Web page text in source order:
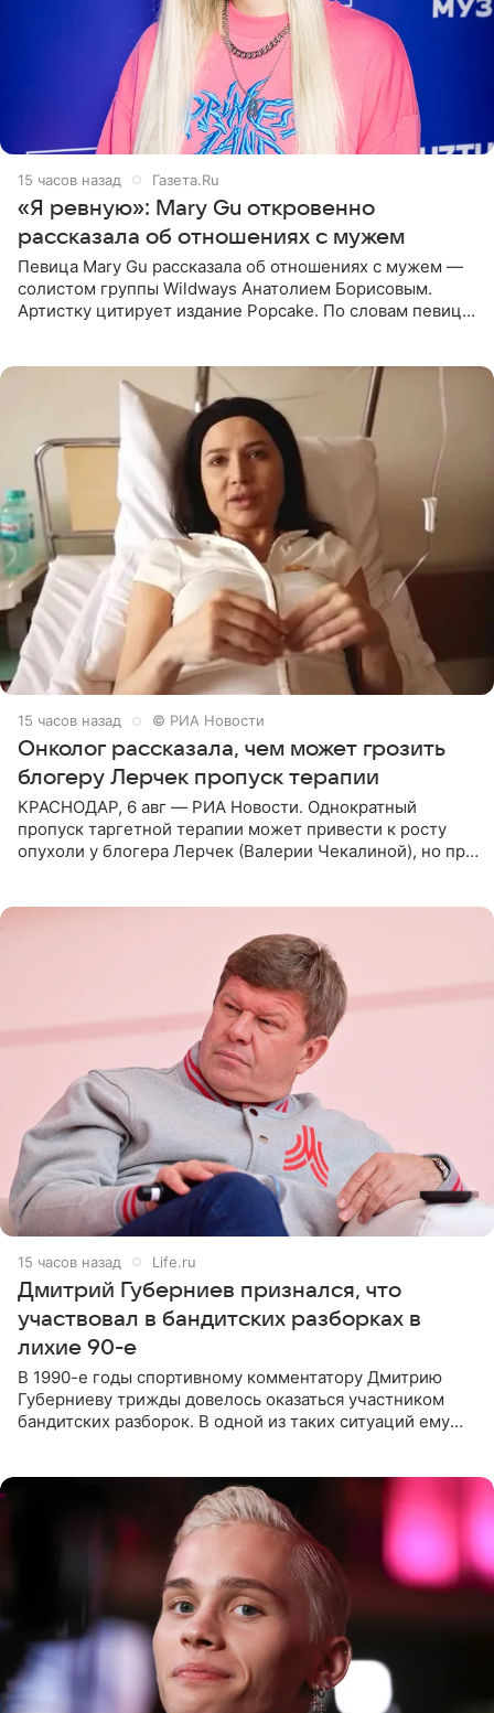
15 часов назад Газета.Ru
«Я ревную»: Mary Gu откровенно
рассказала об отношениях с мужем
Певица Mary Gu рассказала об отношениях с мужем —
солистом группы Wildways Анатолием Борисовым.
Артистку цитирует издание Popcake. По словам певицы,
15 часов назад © РИА Новости
Онколог рассказала, чем может грозить
блогеру Лерчек пропуск терапии
КРАСНОДАР, 6 авг — РИА Новости. Однократный
пропуск таргетной терапии может привести к росту
опухоли у блогера Лерчек (Валерии Чекалиной), но при
15 часов назад Life.ru
Дмитрий Губерниев признался, что
участвовал в бандитских разборках в
лихие 90-е
В 1990-е годы спортивному комментатору Дмитрию
Губерниеву трижды довелось оказаться участником
бандитских разборок. В одной из таких ситуаций ему